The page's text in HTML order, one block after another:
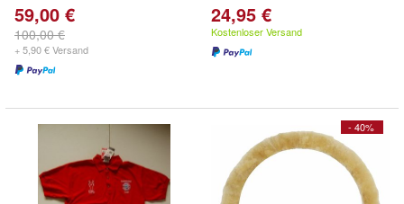
59,00 €
100,00 €
+ 5,90 € Versand
24,95 €
Kostenloser Versand
- 40%